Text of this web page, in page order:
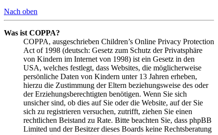
Nach oben
Was ist COPPA?
COPPA, ausgeschrieben Children’s Online Privacy Protection
Act of 1998 (deutsch: Gesetz zum Schutz der Privatsphäre
von Kindern im Internet von 1998) ist ein Gesetz in den
USA, welches festlegt, dass Websites, die möglicherweise
persönliche Daten von Kindern unter 13 Jahren erheben,
hierzu die Zustimmung der Eltern beziehungsweise des oder
der Erziehungsberechtigten benötigen. Wenn Sie sich
unsicher sind, ob dies auf Sie oder die Website, auf der Sie
sich zu registrieren versuchen, zutrifft, ziehen Sie einen
rechtlichen Beistand zu Rate. Bitte beachten Sie, dass phpBB
Limited und der Besitzer dieses Boards keine Rechtsberatung